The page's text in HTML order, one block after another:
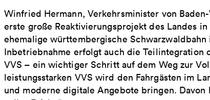
Winfried Hermann, Verkehrsminister von
erste große Reaktivierungsprojekt des Landes
ehemalige württembergische
Inbetriebnahme erfolgt auch die Teilintegration
VVS – ein wichtiger Schritt auf dem Weg zur
leistungsstarken VVS wird den Fahrgästen im
und moderne digitale Angebote bringen.